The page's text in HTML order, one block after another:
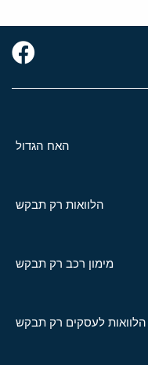
האח הגדול
הלוואות רק תבקש
מימון רכב רק תבקש
הלוואות לעסקים רק תבקש